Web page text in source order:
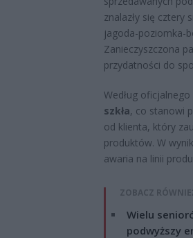
znalazły się cztery
jagoda-poziomka-
Zanieczyszczona
przydatności do
Według
szkła, co stanowi
od klienta, który
produktów. W
awaria na linii
ZOBACZ
Wielu
podwyższy